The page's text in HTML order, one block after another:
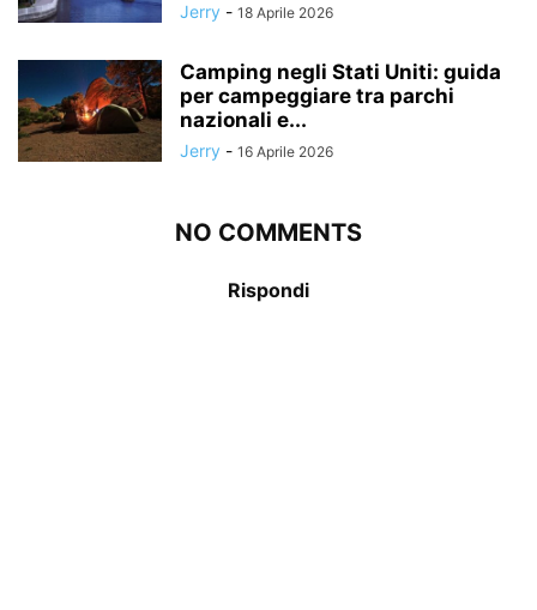
Jerry - 18 Aprile 2026
Camping negli Stati Uniti: guida
per campeggiare tra parchi
nazionali e...
Jerry - 16 Aprile 2026
NO COMMENTS
Rispondi